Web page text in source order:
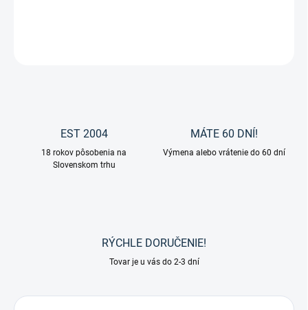
EST 2004
18 rokov pôsobenia na
Slovenskom trhu
MÁTE 60 DNÍ!
Výmena alebo vrátenie do 60 dní
RÝCHLE DORUČENIE!
Tovar je u vás do 2-3 dní